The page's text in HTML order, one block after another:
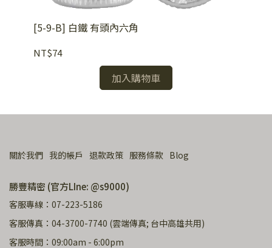
[5-9-B] 白鐵 有頭內六角
NT$74
加入購物車
關於我們 我的帳戶 退款政策 服務條款 Blog
勝豐精密 (官方LIne: @s9000)
客服專線：07-223-5186
客服傳真：04-3700-7740 (雲端傳真; 台中高雄共用)
客服時間：09:00am - 6:00pm